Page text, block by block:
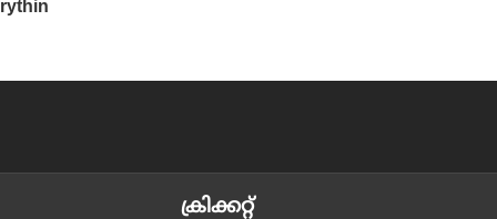
ക്രിക്കറ്റ്‌